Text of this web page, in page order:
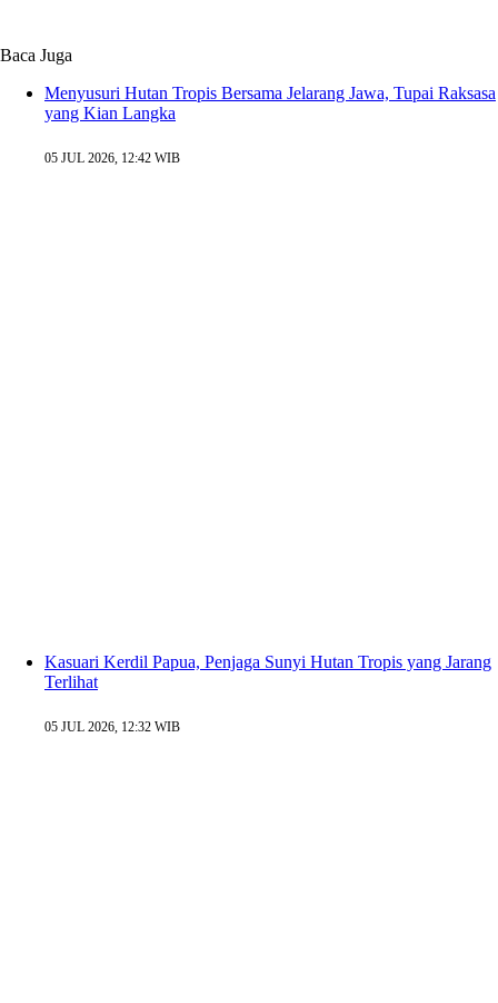
Baca Juga
Menyusuri Hutan Tropis Bersama Jelarang Jawa, Tupai Raksasa
yang Kian Langka
05 JUL 2026, 12:42 WIB
Kasuari Kerdil Papua, Penjaga Sunyi Hutan Tropis yang Jarang
Terlihat
05 JUL 2026, 12:32 WIB